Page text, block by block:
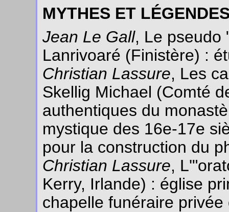
MYTHES ET
Jean Le Gall, Le pseudo
Lanrivoaré (Finistère) :
Christian Lassure, Les
Skellig Michael (Comté
authentiques du
mystique des 16e-17e
pour la construction du
Christian Lassure,
Kerry, Irlande) : église
chapelle funéraire